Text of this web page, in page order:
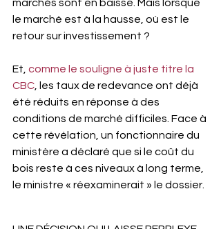
marchés sont en baisse. Mais lorsque
le marché est à la hausse, où est le
retour sur investissement ?
Et, comme le souligne à juste titre la
CBC, les taux de redevance ont déjà
été réduits en réponse à des
conditions de marché difficiles. Face à
cette révélation, un fonctionnaire du
ministère a déclaré que si le coût du
bois reste à ces niveaux à long terme,
le ministre « réexaminerait » le dossier.